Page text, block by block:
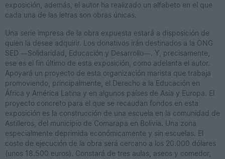
exposición, además, el autor ha realizado un alfabeto en el que
cada una de las letras son obras únicas.
Una serie impresa de la obra expuesta estará a disposición de
quien la desee adquirir. Los donativos irán destinados a la ONG
SED —Solidaridad, Educación y Desarrollo—. Y, precisamente,
ese es el fin último de esta exposición, como adelanta el autor.
Apoyará un proyecto de esta organización marista que trabaja
promoviendo, principalmente, el Derecho a la Educación en
África y América Latina y en algunos países de Asia y Europa. El
proyecto concreto para el que se recaudan fondos en esta
exposición es la construcción de una escuela en la comunidad de
Astilleros, del municipio de Comarapa en Bolivia. Una zona
especialmente deprimida económicamente y sin escuelas. El
coste de ejecución de la obra será cercano a los 20.000 dólares
(unos 18.500 euros). Constará de tres aulas, aseos y comedor,